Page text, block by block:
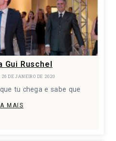
Gui Ruschel
26 DE JANEIRO DE 2020
tu chega e sabe que
MAIS